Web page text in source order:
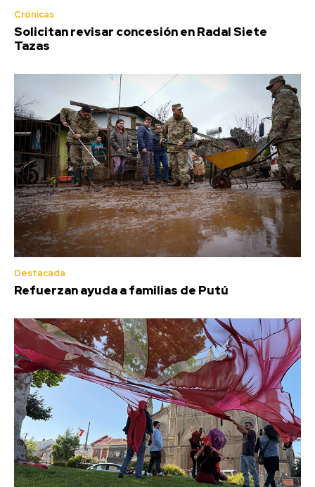
Crónicas
Solicitan revisar concesión en Radal Siete
Tazas
Destacada
Refuerzan ayuda a familias de Putú